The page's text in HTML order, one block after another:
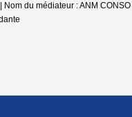
du médiateur : ANM